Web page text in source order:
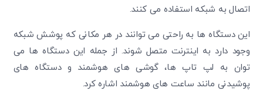
اتصال به شبکه استفاده می کنند.
این دستگاه ها به راحتی می توانند در هر مکانی که پوشش شبکه
وجود دارد به اینترنت متصل شوند. از جمله این دستگاه ها می
توان به لپ تاپ ها، گوشی های هوشمند و دستگاه های
پوشیدنی مانند ساعت های هوشمند اشاره کرد.